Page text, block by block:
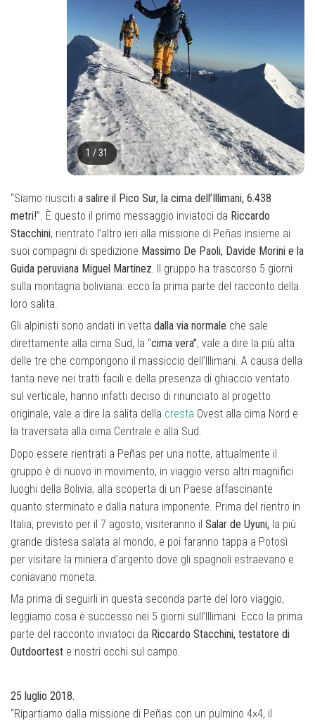
1 /31
“Siamo riusciti a salire il Pico Sur, la cima dell’Illimani, 6.438
metri!”. È questo il primo messaggio inviatoci da Riccardo
Stacchini, rientrato l’altro ieri alla missione di Peñas insieme ai
suoi compagni di spedizione Massimo De Paoli, Davide Morini e la
Guida peruviana Miguel Martinez. Il gruppo ha trascorso 5 giorni
sulla montagna boliviana: ecco la prima parte del racconto della
loro salita.
Gli alpinisti sono andati in vetta dalla via normale che sale
direttamente alla cima Sud, la “cima vera”, vale a dire la più alta
delle tre che compongono il massiccio dell’Illimani. A causa della
tanta neve nei tratti facili e della presenza di ghiaccio ventato
sul verticale, hanno infatti deciso di rinunciato al progetto
originale, vale a dire la salita della cresta Ovest alla cima Nord e
la traversata alla cima Centrale e alla Sud.
Dopo essere rientrati a Peñas per una notte, attualmente il
gruppo è di nuovo in movimento, in viaggio verso altri magnifici
luoghi della Bolivia, alla scoperta di un Paese affascinante
quanto sterminato e dalla natura imponente. Prima del rientro in
Italia, previsto per il 7 agosto, visiteranno il Salar de Uyuni, la più
grande distesa salata al mondo, e poi faranno tappa a Potosì
per visitare la miniera d’argento dove gli spagnoli estraevano e
coniavano moneta.
Ma prima di seguirli in questa seconda parte del loro viaggio,
leggiamo cosa è successo nei 5 giorni sull’Illimani. Ecco la prima
parte del racconto inviatoci da Riccardo Stacchini, testatore di
Outdoortest e nostri occhi sul campo.
25 luglio 2018.
“Ripartiamo dalla missione di Peñas con un pulmino 4×4, il